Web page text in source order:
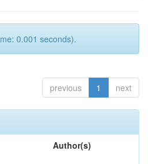
0.001 seconds).
previous 1 next
Author(s)